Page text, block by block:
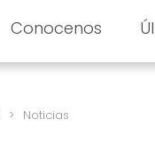
Conocenos
> Noticias